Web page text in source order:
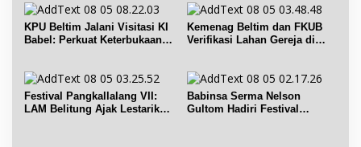
KPU Beltim Jalani Visitasi KI
Babel: Perkuat Keterbukaan
Kemenag Beltim dan FKUB
Verifikasi Lahan Gereja di
Festival Pangkallalang VII:
LAM Belitung Ajak Lestarikan
Babinsa Serma Nelson
Gultom Hadiri Festival